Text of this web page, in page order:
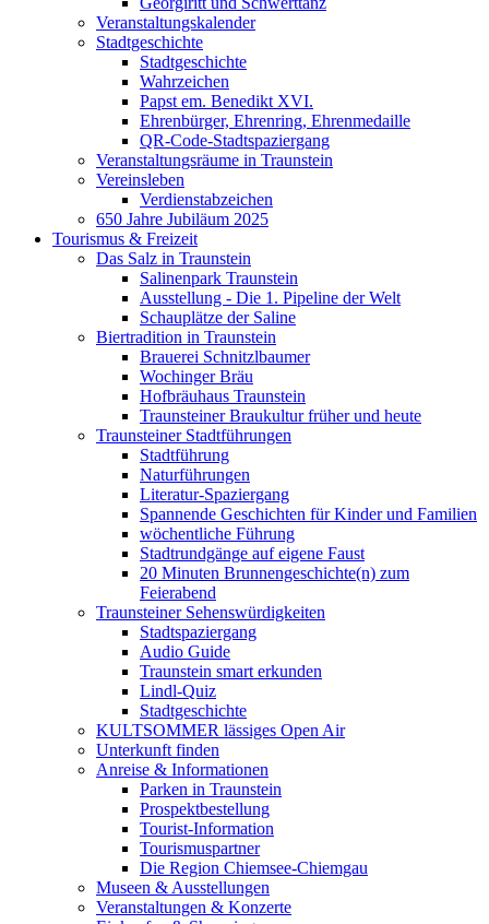
Veranstaltungskalender
Stadtgeschichte
Stadtgeschichte
Wahrzeichen
Papst em. Benedikt XVI.
Ehrenbürger, Ehrenring, Ehrenmedaille
QR-Code-Stadtspaziergang
Veranstaltungsräume in Traunstein
Vereinsleben
Verdienstabzeichen
650 Jahre Jubiläum 2025
Tourismus & Freizeit
Das Salz in Traunstein
Salinenpark Traunstein
Ausstellung - Die 1. Pipeline der Welt
Schauplätze der Saline
Biertradition in Traunstein
Brauerei Schnitzlbaumer
Wochinger Bräu
Hofbräuhaus Traunstein
Traunsteiner Braukultur früher und heute
Traunsteiner Stadtführungen
Stadtführung
Naturführungen
Literatur-Spaziergang
Spannende Geschichten für Kinder und Familien
wöchentliche Führung
Stadtrundgänge auf eigene Faust
20 Minuten Brunnengeschichte(n) zum
Feierabend
Traunsteiner Sehenswürdigkeiten
Stadtspaziergang
Audio Guide
Traunstein smart erkunden
Lindl-Quiz
Stadtgeschichte
KULTSOMMER lässiges Open Air
Unterkunft finden
Anreise & Informationen
Parken in Traunstein
Prospektbestellung
Tourist-Information
Tourismuspartner
Die Region Chiemsee-Chiemgau
Museen & Ausstellungen
Veranstaltungen & Konzerte